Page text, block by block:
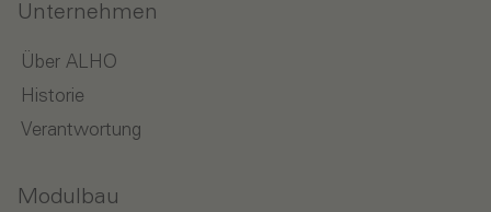
Unternehmen
Über ALHO
Historie
Verantwortung
Modulbau